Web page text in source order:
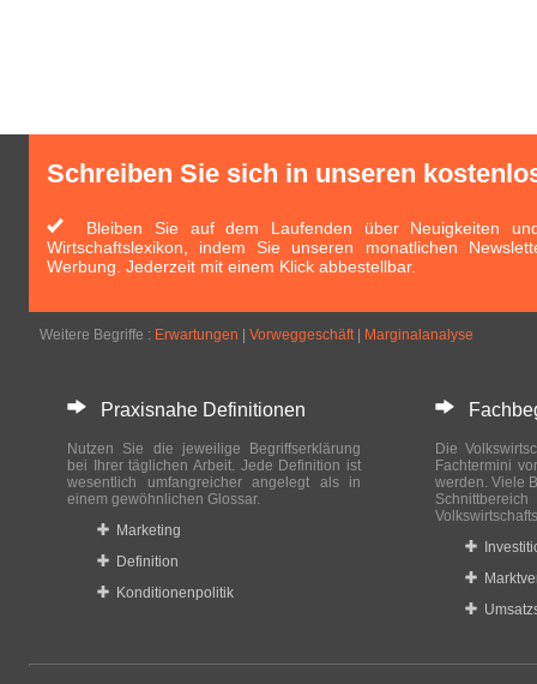
Schreiben Sie sich in unseren
Bleiben Sie auf dem Laufenden über Neuigkeiten
Wirtschaftslexikon, indem Sie unseren monatlichen
Werbung. Jederzeit mit einem Klick abbestellbar.
Weitere Begriffe : Erwartungen Vorweggeschäft| Marginalanalyse
Praxisnahe Definitionen
Nutzen Sie die jeweilige Begriffserklärung
bei Ihrer täglichen Arbeit. Jede Definition ist
wesentlich umfangreicher angelegt als in
einem gewöhnlichen Glossar.
Marketing
Definition
Konditionenpolitik
Die
Fachtermini
werden. Viele